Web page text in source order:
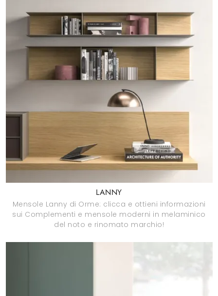
LANNY
Mensole Lanny di Orme: clicca e ottieni informazioni
sui Complementi e mensole moderni in melaminico
del noto e rinomato marchio!